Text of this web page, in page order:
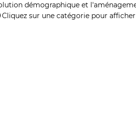
démographique et
Cliquez sur une catégorie pour